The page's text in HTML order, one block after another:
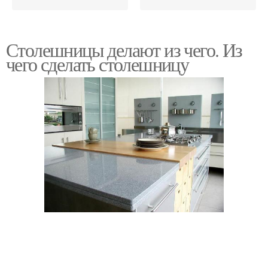
Столешницы делают из чего. Из
чего сделать столешницу